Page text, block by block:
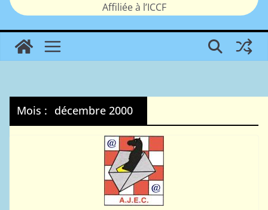
Affiliée à l’ICCF
Mois : décembre 2000